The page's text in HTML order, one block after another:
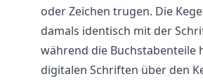
oder Zeichen trugen. Die
damals identisch mit der
während die Buchstabenteile
digitalen Schriften über den